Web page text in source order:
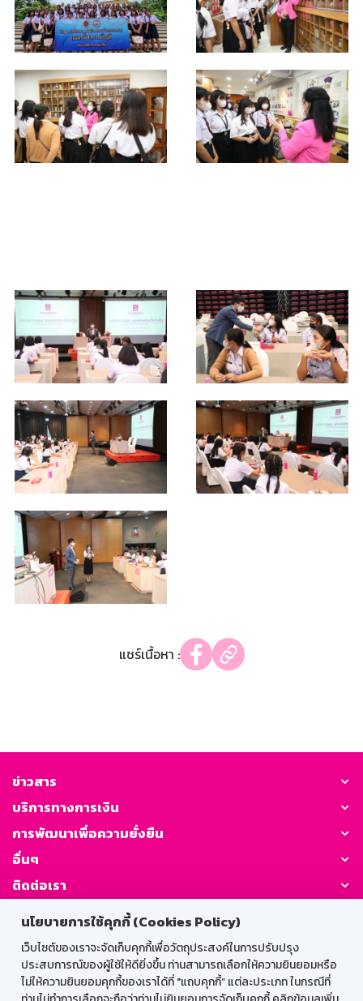
นโยบายการใช้คุกกี้ (Cookies Policy)
เว็บไซต์ของเราจะจัดเก็บคุกกี้เพื่อวัตถุประสงค์ในการปรับปรุง
ประสบการณ์ของผู้ใช้ให้ดียิ่งขึ้น ท่านสามารถเลือกให้ความยินยอมหรือ
ไม่ให้ความยินยอมคุกกี้ของเราได้ที่ "แถบคุกกี้” แต่ละประเภท ในกรณีที่
แชร์เนื้อหา :
ข่าวสาร
บริการทางการเงิน
การพัฒนาเพื่อความยั่งยืน
อื่นๆ
ติดต่อเรา
GSB Society:
สำหรับพนักงาน